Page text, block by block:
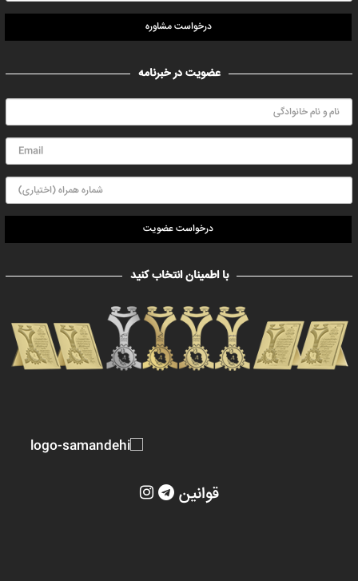
درخواست مشاوره
عضویت در خبرنامه
درخواست عضویت
با اطمینان انتخاب کنید
قوانین